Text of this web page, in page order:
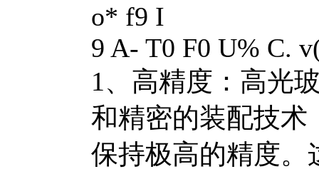
o* f9 I
9 A- T0 F0 U% C.
1、高精度：高光
和精密的装配技术
保持极高的精度。